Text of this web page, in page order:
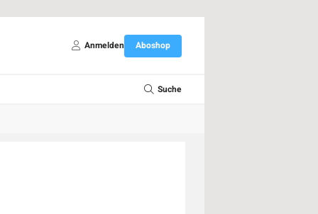
Anmelden Aboshop
Suche